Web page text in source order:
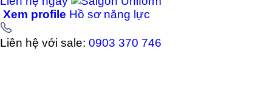
Xem profile Hồ sơ năng lực
Liên hệ với sale: 0903 370 746